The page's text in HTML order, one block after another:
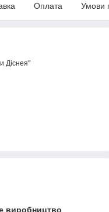
Оплата Умови
Діснея"
виробництво